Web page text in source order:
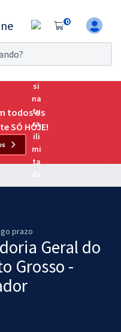
0
da
todos os
SÓ HOJE!
prazo
Geral do
Grosso -